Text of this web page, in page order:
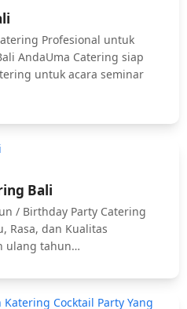
Profesional untuk
AndaUma Catering siap
untuk acara seminar
Bali
/ Birthday Party Catering
Rasa, dan Kualitas
ulang tahun…